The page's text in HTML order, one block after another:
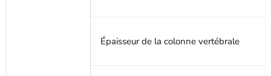
Épaisseur de la colonne vertébrale